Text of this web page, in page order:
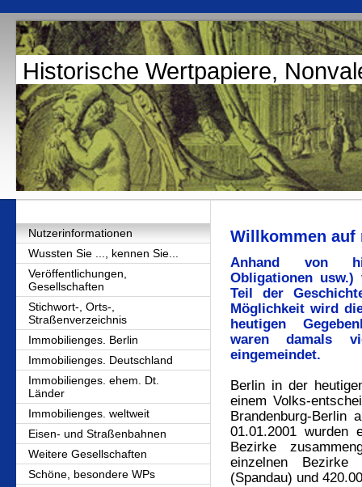
Historische Wertpapiere,
Nutzerinformationen
Wussten Sie ..., kennen Sie...
Veröffentlichungen,
Gesellschaften
Stichwort-, Orts-,
Straßenverzeichnis
Immobilienges. Berlin
Immobilienges. Deutschland
Immobilienges. ehem. Dt.
Länder
Immobilienges. weltweit
Eisen- und Straßenbahnen
Weitere Gesellschaften
Schöne, besondere WPs
Willkommen auf
Anhand von
Obligationen
Teil der
Möglichkeit wird
heutigen
waren damals
eingemeindet.
Berlin in der
einem Volks-
Brandenburg-Berlin
01.01.2001
Bezirke
einzelnen Bezirke
(Spandau) und